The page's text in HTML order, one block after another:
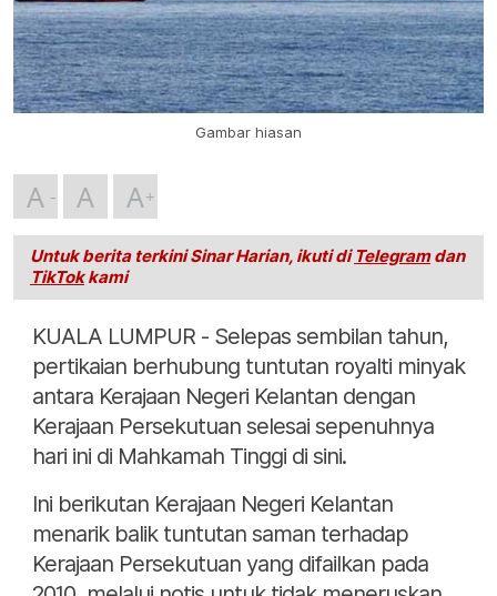
Gambar hiasan
A A A
Untuk berita terkini Sinar Harian, ikuti di Telegramdan
TikTokkami
KUALA LUMPUR - Selepas sembilan tahun,
pertikaian berhubung tuntutan royalti minyak
antara Kerajaan Negeri Kelantan dengan
Kerajaan Persekutuan selesai sepenuhnya
hari ini di Mahkamah Tinggi di sini.
Ini berikutan Kerajaan Negeri Kelantan
menarik balik tuntutan saman terhadap
Kerajaan Persekutuan yang difailkan pada